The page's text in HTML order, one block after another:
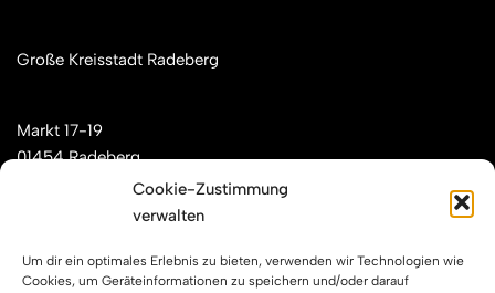
Cookie-Zustimmung
verwalten
Um dir ein optimales Erlebnis zu bieten, verwenden wir Technologien wie
Cookies, um Geräteinformationen zu speichern und/oder darauf
Große Kreisstadt Radeberg
Markt 17-19
01454 Radeberg
Mail: kontakt[at]feuerwehren-radeberg.de
Feuerwehren Radeberg im Internet